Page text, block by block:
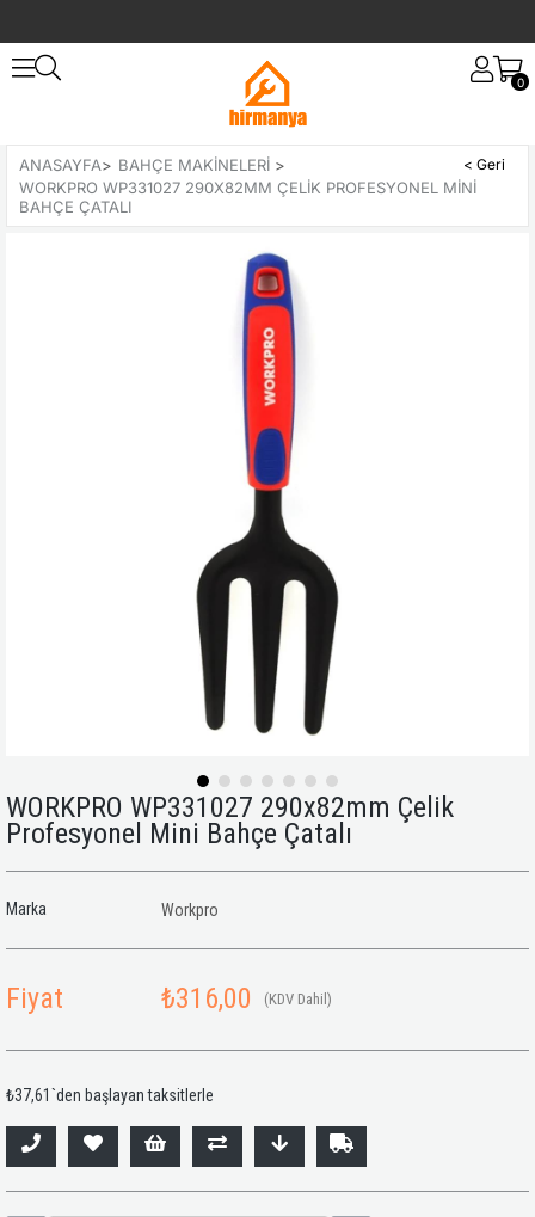
0
ANASAYFA> BAHÇE MAKINELERI >
WORKPRO WP331027 290X82MM ÇELIK PROFESYONEL MINI
BAHÇE ÇATALI
WORKPRO WP331027 290x82mm Çelik
Profesyonel Mini Bahçe Çatalı
Marka Workpro
Fiyat ₺316,00 (KDV Dahil)
₺37,61`den başlayan taksitlerle